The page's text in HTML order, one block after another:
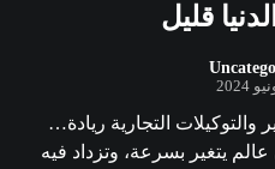
قليل
والتوكيلات التجارية ريادة…
يتغير بسرعة، وتزداد فيه